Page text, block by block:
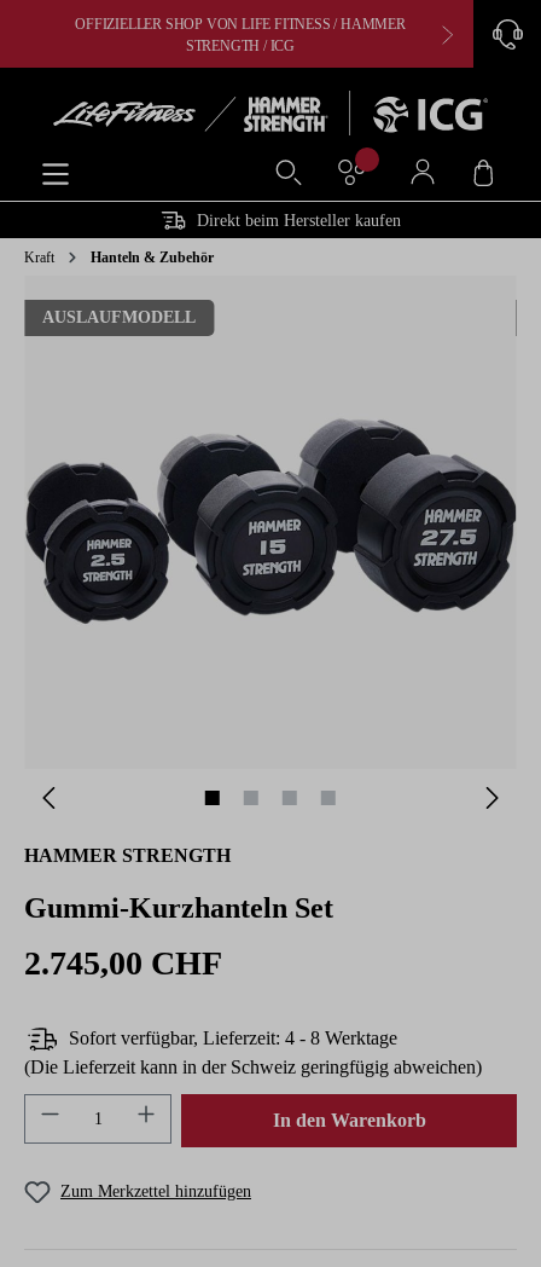
springenOFFIZIELLER SHOP VON LIFE FITNESS / HAMMER
STRENGTH / ICG
Direkt beim Hersteller kaufen
Kraft Hanteln & Zubehör
AUSLAUFMODELL
HAMMER STRENGTH
Gummi-Kurzhanteln Set
2.745,00 CHF
Sofort verfügbar, Lieferzeit: 4 - 8 Werktage
(Die Lieferzeit kann in der Schweiz geringfügig abweichen)
Produkt Anzahl: Gib den gewünschten Wert
In den Warenkorb
Zum Merkzettel hinzufügen